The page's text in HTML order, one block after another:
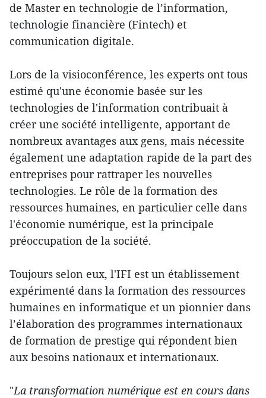
de Master en technologie de l’information,
technologie financière (Fintech) et
communication digitale.
Lors de la visioconférence, les experts ont tous
estimé qu'une économie basée sur les
technologies de l'information contribuait à
créer une société intelligente, apportant de
nombreux avantages aux gens, mais nécessite
également une adaptation rapide de la part des
entreprises pour rattraper les nouvelles
technologies. Le rôle de la formation des
ressources humaines, en particulier celle dans
l'économie numérique, est la principale
préoccupation de la société.
Toujours selon eux, l'IFI est un établissement
expérimenté dans la formation des ressources
humaines en informatique et un pionnier dans
l’élaboration des programmes internationaux
de formation de prestige qui répondent bien
aux besoins nationaux et internationaux.
"La transformation numérique est en cours dans